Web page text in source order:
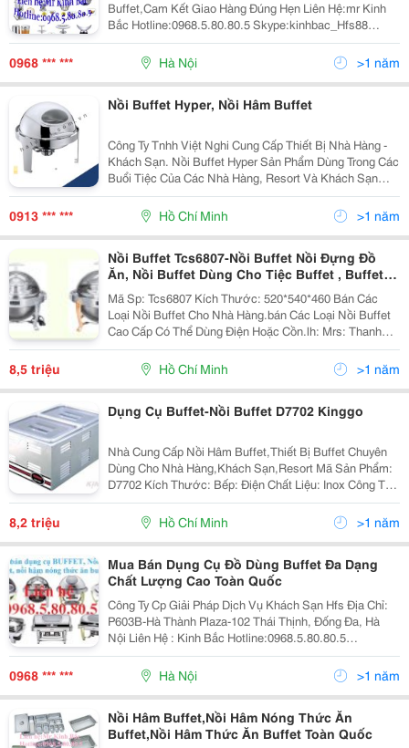
Buffet,Cam Kết Giao Hàng Đúng Hẹn Liên Hệ:mr Kinh
Bắc Hotline:0968.5.80.80.5 Skype:kinhbac_Hfs88
Gmail:kinhbac100188@Gmail.com Truy Cập
Http://Hfs.com.vn Công Ty Cổ Phấn Giải Pháp Dịch
0968 *** *** Hà Nội >1 năm
Nồi Buffet Hyper, Nồi Hâm Buffet
Công Ty Tnhh Việt Nghi Cung Cấp Thiết Bị Nhà Hàng -
Khách Sạn. Nồi Buffet Hyper Sản Phẩm Dùng Trong Các
Buổi Tiệc Của Các Nhà Hàng, Resort Và Khách Sạn
Hiện Nay Buffe T Là Xu Hướng Được Ưu Chọn Để Tổ
Chức Các Bữa Tiệc, Khu Ăn Uống. Nồi Buffet Hyper C
0913 *** *** Hồ Chí Minh >1 năm
Nồi Buffet Tcs6807-Nồi Buffet Nồi Đựng Đồ
Ăn, Nồi Buffet Dùng Cho Tiệc Buffet , Buffet
Nhà Hàng Khách Sạn, Chân Vàng Hoặc Chân
Trắng Dùng Điện. Kích Thước: 520*540*460
Mã Sp: Tcs6807 Kích Thước: 520*540*460 Bán Các
Loại Nồi Buffet Cho Nhà Hàng.bán Các Loại Nồi Buffet
Cao Cấp Có Thể Dùng Điện Hoặc Cồn.lh: Mrs: Thanh
Tâm 0913 845 578 Nồi Buffet Hình Tròn, Dùng Cồn Chân
Trắng Kingo Mã Sp: B6
8,5 triệu Hồ Chí Minh >1 năm
Dụng Cụ Buffet-Nồi Buffet D7702 Kinggo
Nhà Cung Cấp Nồi Hâm Buffet,Thiết Bị Buffet Chuyên
Dùng Cho Nhà Hàng,Khách Sạn,Resort Mã Sản Phẩm:
D7702 Kích Thước: Bếp: Điện Chất Liệu: Inox Công Ty
Chúng Tôi Là Nhà Cung Cấp Các Sản Phẩm Chuyên
8,2 triệu Hồ Chí Minh >1 năm
Mua Bán Dụng Cụ Đồ Dùng Buffet Đa Dạng
Chất Lượng Cao Toàn Quốc
Công Ty Cp Giải Pháp Dịch Vụ Khách Sạn Hfs Địa Chỉ:
P603B-Hà Thành Plaza-102 Thái Thịnh, Đống Đa, Hà
Nội Liên Hệ : Kinh Bắc Hotline:0968.5.80.80.5
Skype:kinhbac_Hfs88 Gmail:kinhbac.ttt@Gmail.com
Dụng Cụ Buffet,Dung Cu Buffet, Noi Ha
0968 *** *** Hà Nội >1 năm
Nồi Hâm Buffet,Nồi Hâm Nóng Thức Ăn
Buffet,Nồi Hâm Thức Ăn Buffet Toàn Quốc